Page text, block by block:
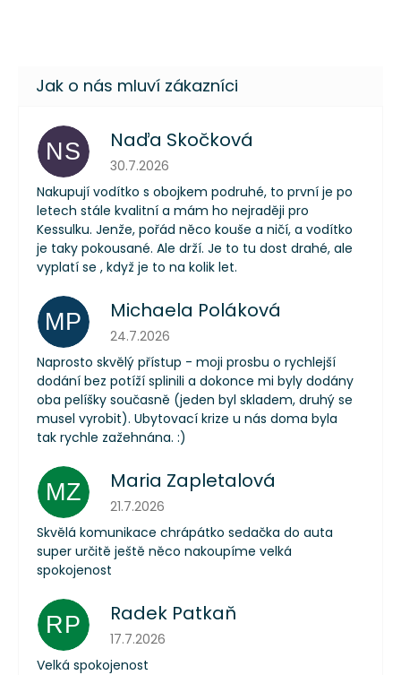
NS Naďa Skočková
Hodnocení obchodu je 5 z 5 hvězdiček.
30.7.2026
Nakupují vodítko s obojkem podruhé, to první je po
letech stále kvalitní a mám ho nejraději pro
Kessulku. Jenže, pořád něco kouše a ničí, a vodítko
je taky pokousané. Ale drží. Je to tu dost drahé, ale
vyplatí se , když je to na kolik let.
MP Michaela Poláková
Hodnocení obchodu je 5 z 5 hvězdiček.
24.7.2026
Naprosto skvělý přístup - moji prosbu o rychlejší
dodání bez potíží splinili a dokonce mi byly dodány
oba pelíšky současně (jeden byl skladem, druhý se
musel vyrobit). Ubytovací krize u nás doma byla
tak rychle zažehnána. :)
MZ Maria Zapletalová
Hodnocení obchodu je 5 z 5 hvězdiček.
21.7.2026
Skvělá komunikace chrápátko sedačka do auta
super určitě ještě něco nakoupíme velká
spokojenost
RP Radek Patkaň
Hodnocení obchodu je 5 z 5 hvězdiček.
17.7.2026
Velká spokojenost